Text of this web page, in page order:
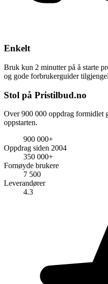
Enkelt
Bruk kun 2 minutter på å starte
og gode forbrukerguider
Stol på Pristilbud.no
Over 900 000 oppdrag formidlet
oppstarten.
900 000+
Oppdrag siden 2004
350 000+
Fornøyde brukere
7 500
Leverandører
4.3